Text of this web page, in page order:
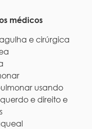
médicos
e cirúrgica
usando
e direito e